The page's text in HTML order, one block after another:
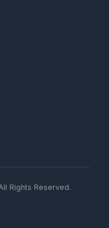
Rights Reserved.